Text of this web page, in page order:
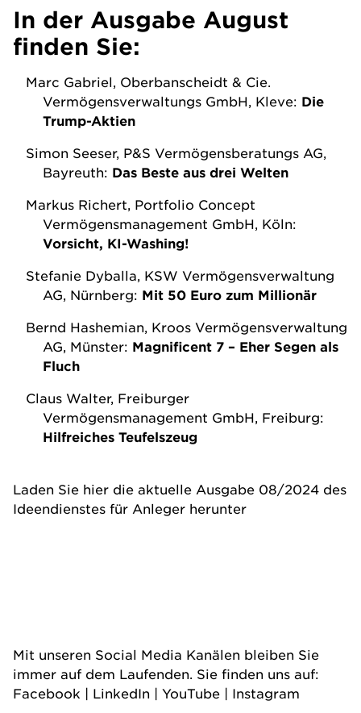
In der Ausgabe August
finden Sie:
Marc Gabriel, Oberbanscheidt & Cie.
Vermögensverwaltungs GmbH, Kleve: Die
Trump-Aktien
Simon Seeser, P&S Vermögensberatungs AG,
Bayreuth: Das Beste aus drei Welten
Markus Richert, Portfolio Concept
Vermögensmanagement GmbH, Köln:
Vorsicht, KI-Washing!
Stefanie Dyballa, KSW Vermögensverwaltung
AG, Nürnberg: Mit 50 Euro zum Millionär
Bernd Hashemian, Kroos Vermögensverwaltung
AG, Münster: Magnificent 7 – Eher Segen als
Fluch
Claus Walter, Freiburger
Vermögensmanagement GmbH, Freiburg:
Hilfreiches Teufelszeug
Laden Sie hier die aktuelle Ausgabe 08/2024 des
Ideendienstes für Anleger herunter
Mit unseren Social Media Kanälen bleiben Sie
immer auf dem Laufenden. Sie finden uns auf:
Facebook | LinkedIn | YouTube | Instagram